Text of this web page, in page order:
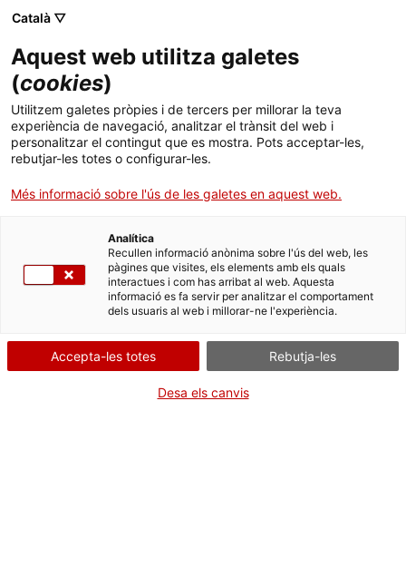
Menú
Cercador
E-Joventut
Inici
Recursos
XNEJ
Lleure
Contacte
Publicació "Té nom i es diu vulva"
Guia "Té nom i es diu vulva" (versió digital) (Obre en
Guia "Té nom i es diu vulva" (versió impressió en
(Obre en una nova finestra)
AMUNT
Data d'actualització: 07.05.2025
Català ▽
Aquest web utilitza galetes
(cookies)
Utilitzem galetes pròpies i de tercers per millorar la teva
experiència de navegació, analitzar el trànsit del web i
personalitzar el contingut que es mostra. Pots acceptar-les,
rebutjar-les totes o configurar-les.
Més informació sobre l'ús de les galetes en aquest web.
Analítica
Recullen informació anònima sobre l'ús del web, les
pàgines que visites, els elements amb els quals
interactues i com has arribat al web. Aquesta
informació es fa servir per analitzar el comportament
dels usuaris al web i millorar-ne l'experiència.
Accepta-les totes Rebutja-les
Desa els canvis